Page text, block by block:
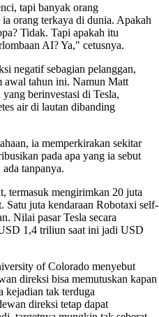
tapi banyak orang
orang terkaya di dunia. Apakah
Tidak. Tapi apakah itu
AI? Ya," cetusnya.
negatif sebagian pelanggan,
awal tahun ini. Namun Matt
berinvestasi di Tesla,
air di lautan dibanding
ia memperkirakan sekitar
pada apa yang ia sebut
tanpanya.
termasuk mengirimkan 20 juta
Satu juta kendaraan Robotaxi self-
Nilai pasar Tesla secara
1,4 triliun saat ini jadi USD
of Colorado menyebut
direksi bisa memutuskan kapan
kejadian tak terduga
direksi tetap dapat